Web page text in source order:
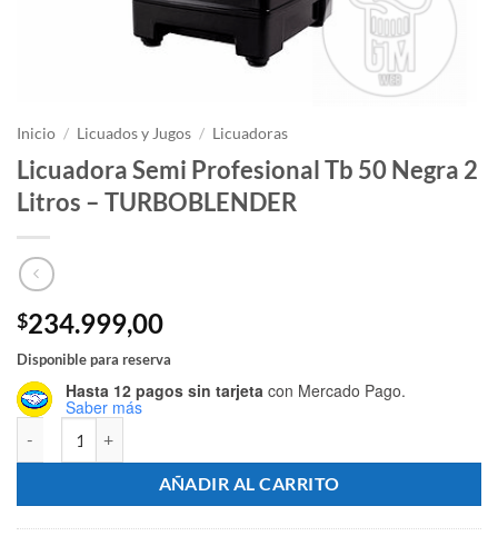
Inicio / Licuados y Jugos / Licuadoras
Licuadora Semi Profesional Tb 50 Negra 2
Litros – TURBOBLENDER
$234.999,00
Disponible para reserva
Hasta 12 pagos sin tarjeta con Mercado Pago.
Saber más
AÑADIR AL CARRITO